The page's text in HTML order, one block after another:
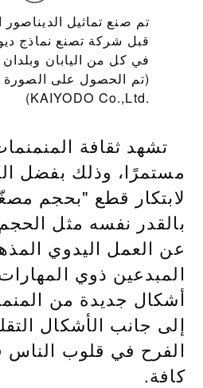
تم صنع تماثيل
قبل شركة تصنع نماذج
في كل من اليابان
(تم الحصول على الصورة
KAIYODO Co.,Ltd.‎)
تشهد ثقافة
مستمرًا، وذلك بفضل
لابتكار قطع "بحجم
بالقدر نفسه مثل
عن العمل اليدوي
المبدعين ذوي
أشكال جديدة من
إلى جانب الأشكال
الفرح في قلوب الناس
كافة.